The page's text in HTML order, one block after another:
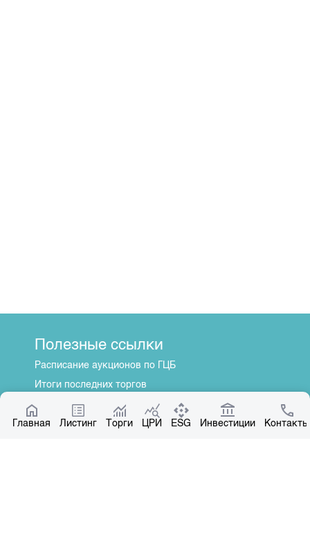
Главная Листинг Торги ЦРИ ESG Инвестиции Контакты
Полезные ссылки
Расписание аукционов по ГЦБ
Итоги последних торгов
Котировки по ЦБ
Центр раскрытия информации